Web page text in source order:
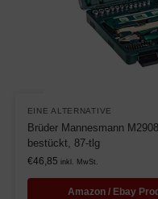
EINE ALTERNATIVE
Brüder Mannesmann
bestückt, 87-tlg
€46,85 inkl. MwSt.
Amazon / Ebay